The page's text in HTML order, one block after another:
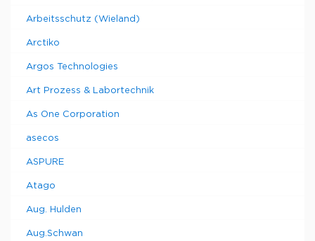
Arbeitsschutz (Wieland)
Arctiko
Argos Technologies
Art Prozess & Labortechnik
As One Corporation
asecos
ASPURE
Atago
Aug. Hulden
Aug.Schwan